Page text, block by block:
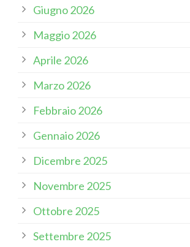
Giugno 2026
Maggio 2026
Aprile 2026
Marzo 2026
Febbraio 2026
Gennaio 2026
Dicembre 2025
Novembre 2025
Ottobre 2025
Settembre 2025